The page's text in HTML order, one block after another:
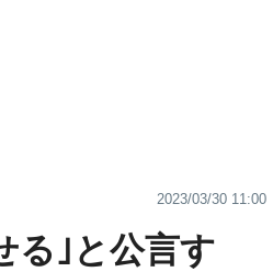
2023/03/30 11:00
る｣と公言す